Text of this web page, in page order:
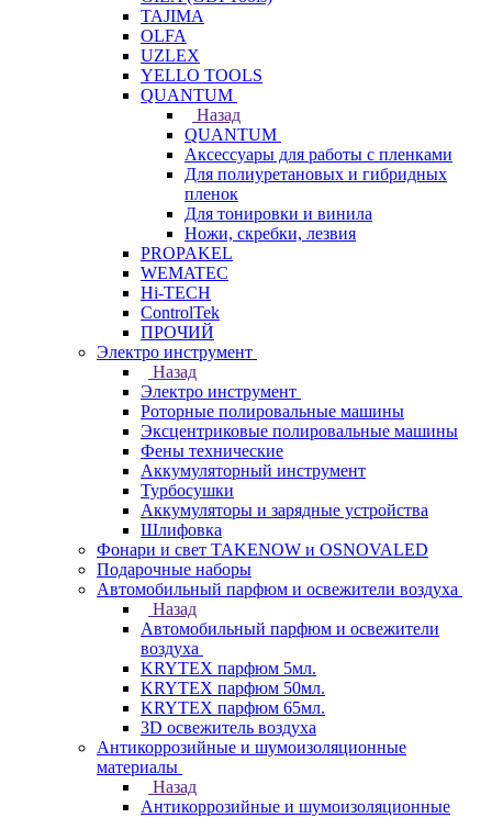
TAJIMA
OLFA
UZLEX
YELLO TOOLS
QUANTUM
Назад
QUANTUM
Аксессуары для работы с пленками
Для полиуретановых и гибридных
пленок
Для тонировки и винила
Ножи, скребки, лезвия
PROPAKEL
WEMATEC
Hi-TECH
ControlTek
ПРОЧИЙ
Электро инструмент
Назад
Электро инструмент
Роторные полировальные машины
Эксцентриковые полировальные машины
Фены технические
Аккумуляторный инструмент
Турбосушки
Аккумуляторы и зарядные устройства
Шлифовка
Фонари и свет TAKENOW и OSNOVALED
Подарочные наборы
Автомобильный парфюм и освежители воздуха
Назад
Автомобильный парфюм и освежители
воздуха
KRYTEX парфюм 5мл.
KRYTEX парфюм 50мл.
KRYTEX парфюм 65мл.
3D освежитель воздуха
Антикоррозийные и шумоизоляционные
материалы
Назад
Антикоррозийные и шумоизоляционные